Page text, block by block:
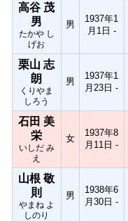
高谷 茂
男
たかや し
げお
男
1937年1
月1日 -
栗山 志
朗
くりやま
しろう
男
1937年1
月23日 -
石田 美
栄
いしだ み
え
女
1937年8
月11日 -
山根 敬
則
やまね よ
しのり
男
1938年6
月30日 -